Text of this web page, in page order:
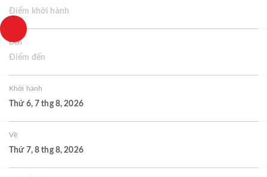
Điểm khởi hành
Đến
Điểm đến
Khởi hành
Thứ 6, 7 thg 8, 2026
Về
Thứ 7, 8 thg 8, 2026